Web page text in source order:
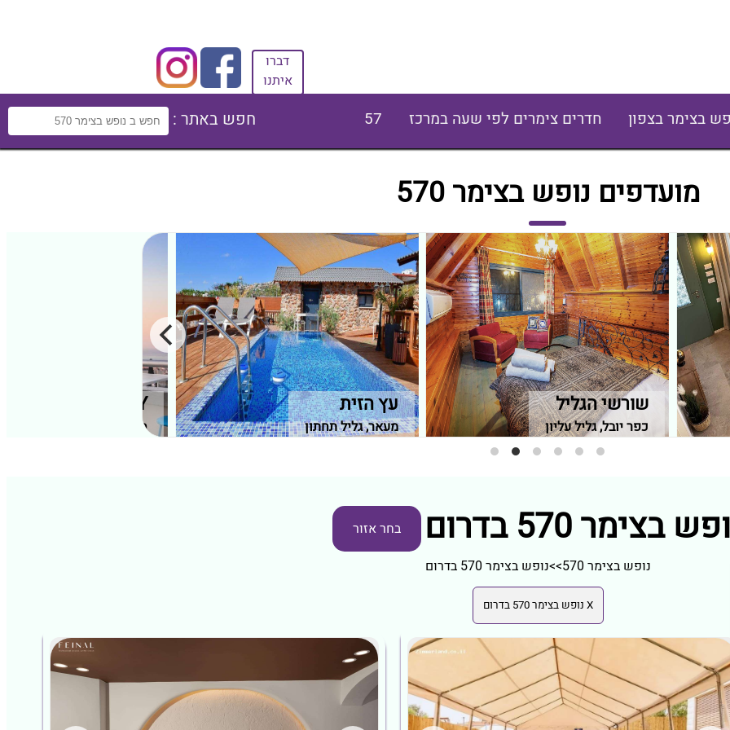
דברו
איתנו
בצימר בצפון חדרים צימרים לפי שעה במרכז 57 חפש באתר :
מועדפים נופש בצימר 570
SATORY
חיפה, חיפה וחוף הכרמל
עץ הזית
מעאר, גליל תחתון
שורשי הגליל
כפר יובל, גליל עליון
בצימר 570 בדרום
בחר אזור
נופש בצימר 570
>>נופש בצימר 570 בדרום
X נופש בצימר 570 בדרום